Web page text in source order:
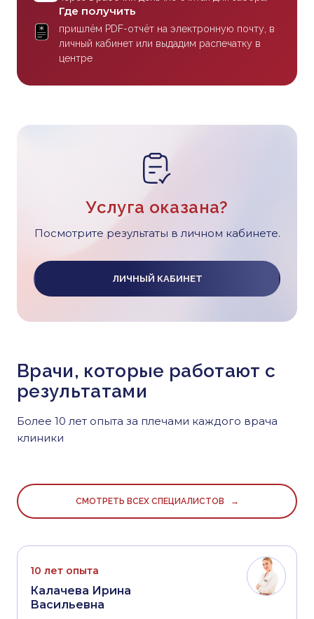
Где получить
пришлём PDF-отчёт на электронную почту, в
личный кабинет или выдадим распечатку в
центре
Услуга оказана?
Посмотрите результаты в личном кабинете.
ЛИЧНЫЙ КАБИНЕТ
Врачи, которые работают с
результатами
Более 10 лет опыта за плечами каждого врача
клиники
СМОТРЕТЬ ВСЕХ СПЕЦИАЛИСТОВ →
10 лет опыта
Калачева Ирина
Васильевна